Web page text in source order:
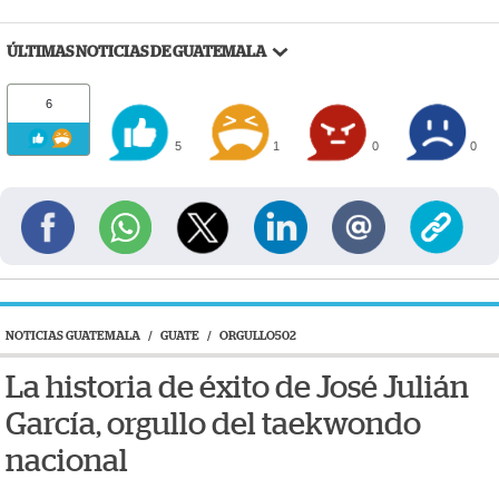
ÚLTIMAS NOTICIAS DE GUATEMALA
6
5 1 0 0
NOTICIAS GUATEMALA / GUATE / ORGULLO502
La historia de éxito de José Julián
García, orgullo del taekwondo
nacional